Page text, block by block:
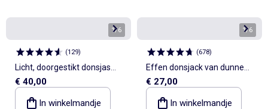
1/6
(129)
Licht, doorgestikt donsjas
met capuchon
€ 40,00
In winkelmandje
1/6
(678)
Effen donsjack van dunne
stof
€ 27,00
In winkelmandje